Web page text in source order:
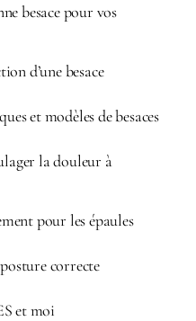
besace pour vos
d’une besace
et modèles de besaces
la douleur à
pour les épaules
correcte
et moi